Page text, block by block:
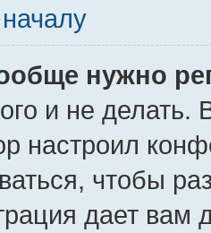
нужно
и не делать.
настроил
чтобы
дает вам